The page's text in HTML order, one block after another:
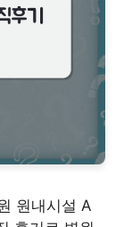
원내시설 A